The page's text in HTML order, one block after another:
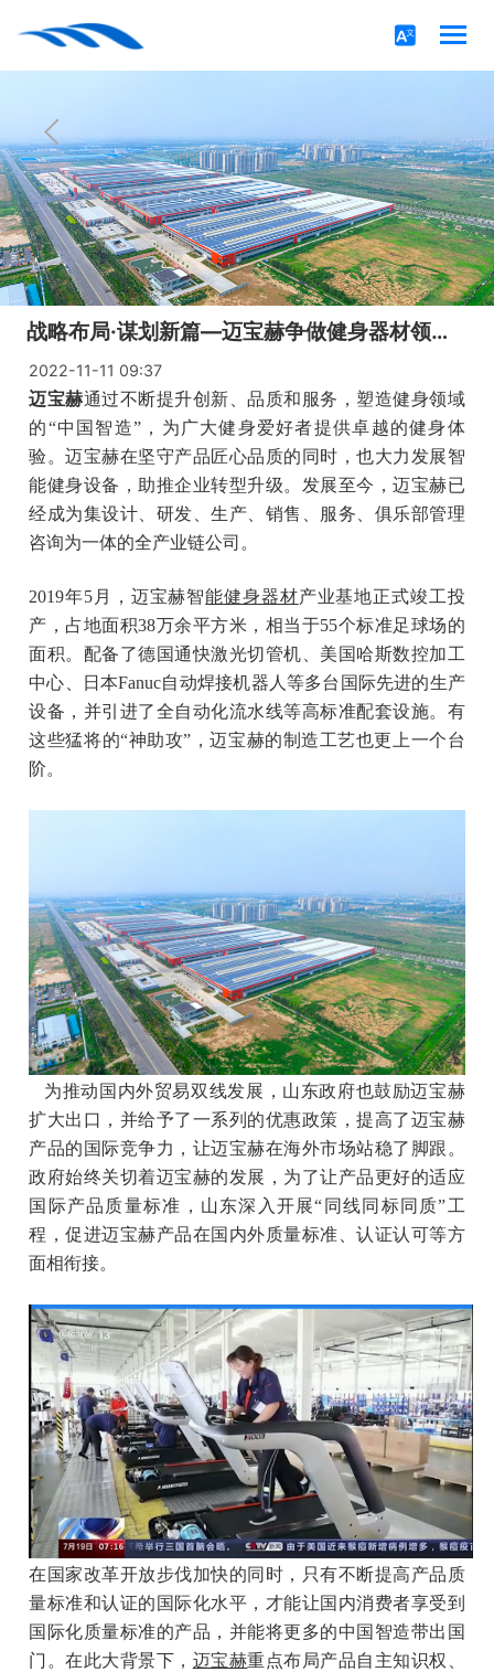
战略布局·谋划新篇—迈宝赫争做健身器材领域的“中国智造”！
2022-11-11 09:37
迈宝赫通过不断提升创新、品质和服务，塑造健身领域
的“中国智造”，为广大健身爱好者提供卓越的健身体
验。迈宝赫在坚守产品匠心品质的同时，也大力发展智
能健身设备，助推企业转型升级。发展至今，迈宝赫已
经成为集设计、研发、生产、销售、服务、俱乐部管理
咨询为一体的全产业链公司。
2019年5月，迈宝赫智能健身器材产业基地正式竣工投
产，占地面积38万余平方米，相当于55个标准足球场的
面积。配备了德国通快激光切管机、美国哈斯数控加工
中心、日本Fanuc自动焊接机器人等多台国际先进的生产
设备，并引进了全自动化流水线等高标准配套设施。有
这些猛将的“神助攻”，迈宝赫的制造工艺也更上一个台
阶。
为推动国内外贸易双线发展，山东政府也鼓励迈宝赫
扩大出口，并给予了一系列的优惠政策，提高了迈宝赫
产品的国际竞争力，让迈宝赫在海外市场站稳了脚跟。
政府始终关切着迈宝赫的发展，为了让产品更好的适应
国际产品质量标准，山东深入开展“同线同标同质”工
程，促进迈宝赫产品在国内外质量标准、认证认可等方
面相衔接。
在国家改革开放步伐加快的同时，只有不断提高产品质
量标准和认证的国际化水平，才能让国内消费者享受到
国际化质量标准的产品，并能将更多的中国智造带出国
门。在此大背景下， 迈宝赫重点布局产品自主知识权、